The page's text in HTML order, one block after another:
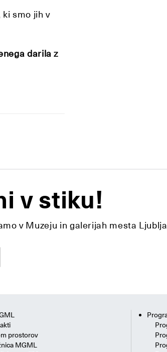
smo jih v
darila z
v stiku!
v Muzeju in galerijah mesta
prostorov
MGML